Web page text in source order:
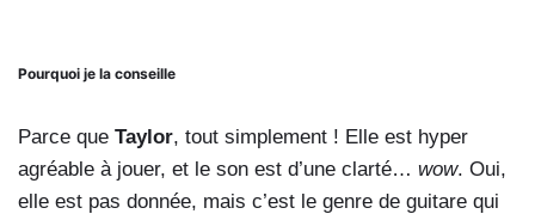
Pourquoi je la conseille
Parce que Taylor, tout simplement ! Elle est hyper
agréable à jouer, et le son est d’une clarté… wow. Oui,
elle est pas donnée, mais c’est le genre de guitare qui